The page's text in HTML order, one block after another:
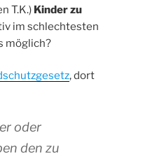
T.K.) Kinder zu
im schlechtesten
möglich?
, dort
oder
den zu